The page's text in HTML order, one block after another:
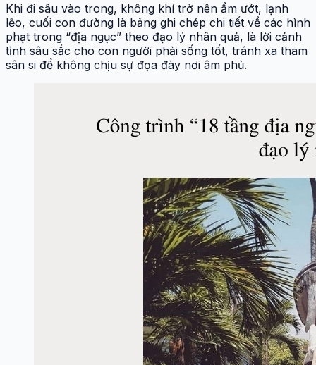
Khi đi sâu vào trong, không khí trở nên ẩm ướt, lạnh
lẽo, cuối con đường là bảng ghi chép chi tiết về các hình
phạt trong “địa ngục” theo đạo lý nhân quả, là lời cảnh
tỉnh sâu sắc cho con người phải sống tốt, tránh xa tham
sân si để không chịu sự đọa đày nơi âm phủ.